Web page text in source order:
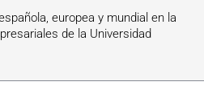
europea y mundial en la
de la Universidad